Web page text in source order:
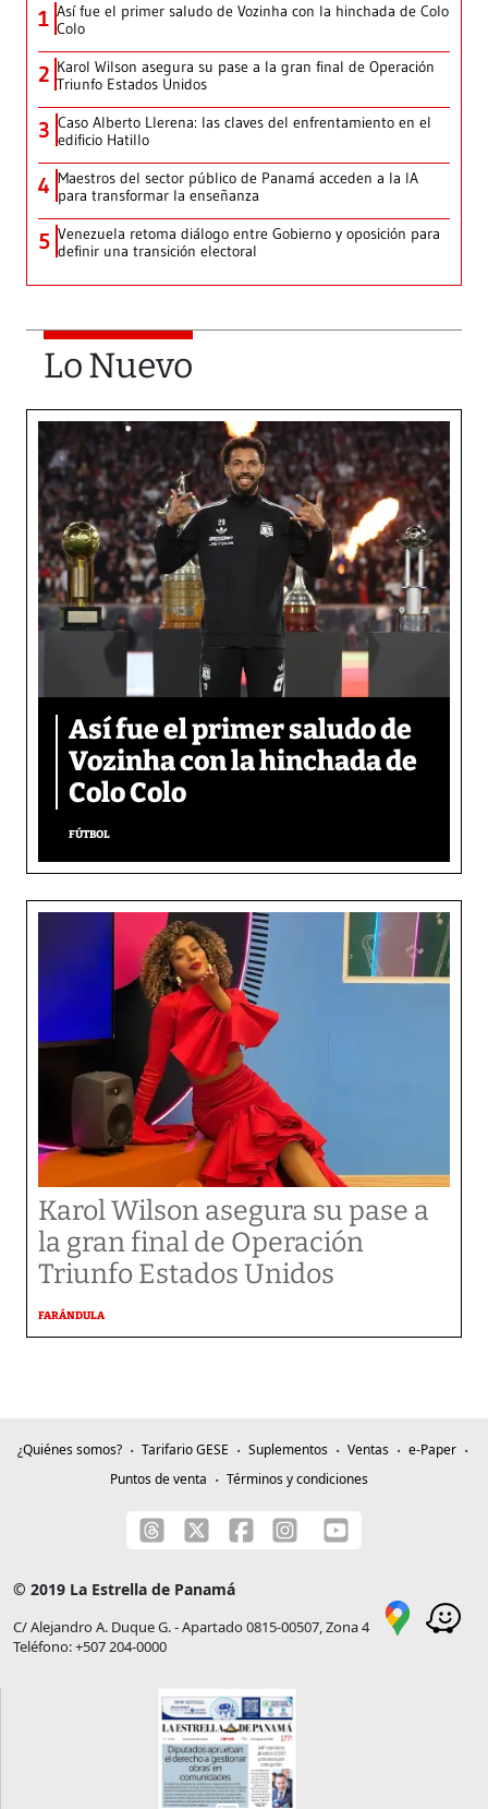
1 Así fue el primer saludo de Vozinha con la hinchada de Colo
Colo
2 Karol Wilson asegura su pase a la gran final de Operación
Triunfo Estados Unidos
3 Caso Alberto Llerena: las claves del enfrentamiento en el
edificio Hatillo
4 Maestros del sector público de Panamá acceden a la IA
para transformar la enseñanza
5 Venezuela retoma diálogo entre Gobierno y oposición para
definir una transición electoral
Lo Nuevo
Así fue el primer saludo de
Vozinha con la hinchada de
Colo Colo
FÚTBOL
Karol Wilson asegura su pase a
la gran final de Operación
Triunfo Estados Unidos
FARÁNDULA
¿Quiénes somos? Tarifario GESE Suplementos Ventas
e-Paper
Puntos de venta
Términos y condiciones
© 2019 La Estrella de Panamá
C/ Alejandro A. Duque G. - Apartado 0815-00507, Zona 4
Teléfono: +507 204-0000